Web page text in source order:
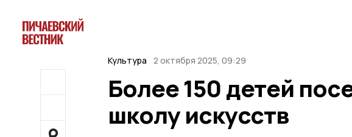
Культура 2 октября 2025, 09:29
Более 150 детей
школу искусств